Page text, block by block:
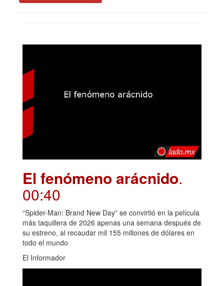
El fenómeno arácnido.
00:40
“Spider-Man: Brand New Day” se convirtió en la película
más taquillera de 2026 apenas una semana después de
su estreno, al recaudar mil 155 millones de dólares en
todo el mundo
El Informador